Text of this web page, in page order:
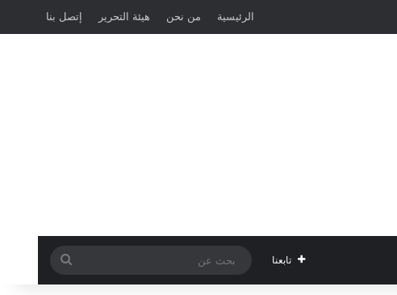
الرئيسية من نحن هيئة التحرير إتصل بنا
تابعنا
عن